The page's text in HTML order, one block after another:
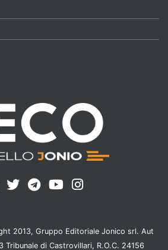
2013, Gruppo Editoriale Jonico srl. Aut
Tribunale di Castrovillari, R.O.C. 24156